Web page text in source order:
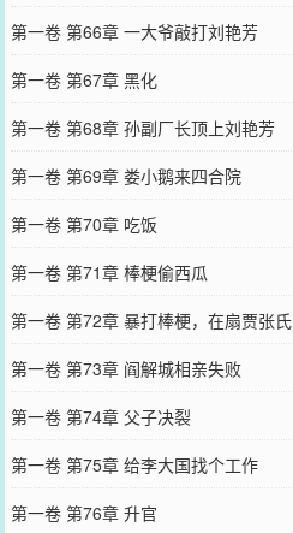
第一卷 第66章 一大爷敲打刘艳芳
第一卷 第67章 黑化
第一卷 第68章 孙副厂长顶上刘艳芳
第一卷 第69章 娄小鹅来四合院
第一卷 第70章 吃饭
第一卷 第71章 棒梗偷西瓜
第一卷 第72章 暴打棒梗，在扇贾张氏
第一卷 第73章 阎解城相亲失败
第一卷 第74章 父子决裂
第一卷 第75章 给李大国找个工作
第一卷 第76章 升官